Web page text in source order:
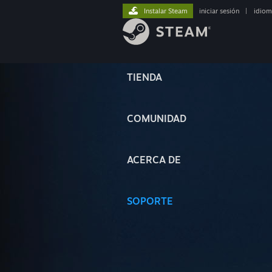
TIENDA
COMUNIDAD
ACERCA DE
SOPORTE
Instalar Steam iniciar sesión